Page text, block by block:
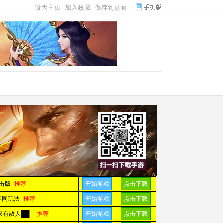
设为主页 加入收藏 保存到桌面